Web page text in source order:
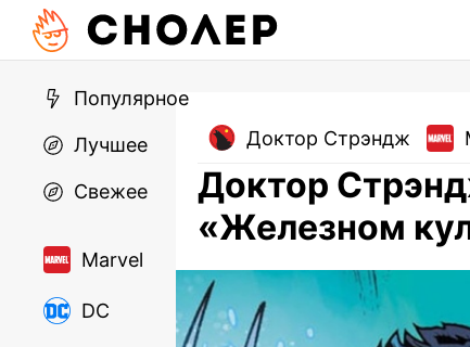
Популярное
Лучшее
Свежее
Marvel
DC
Доктор Стрэндж
Доктор
«Железном